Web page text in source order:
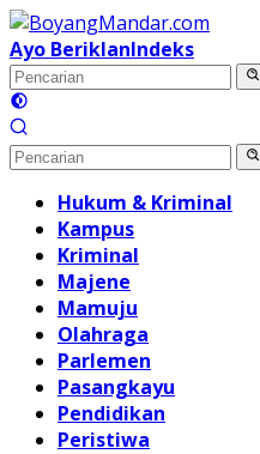
Langsung
ke
konten
Ayo BeriklanIndeks
Hukum & Kriminal
Kampus
Kriminal
Majene
Mamuju
Olahraga
Parlemen
Pasangkayu
Pendidikan
Peristiwa